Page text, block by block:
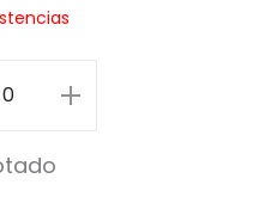
n
i
P
i